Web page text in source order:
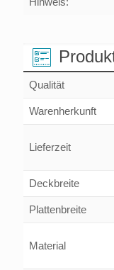
Qualität
Warenherkunft
Lieferzeit
Deckbreite
Plattenbreite
Material